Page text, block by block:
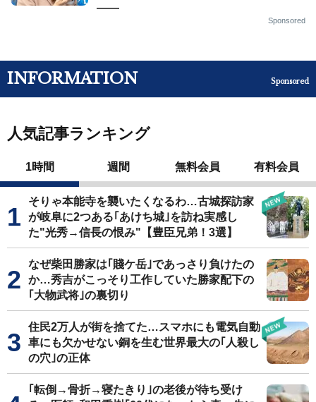
——
Sponsored
INFORMATION Sponsored
人気記事ランキング
1時間 週間 無料会員 有料会員
そりゃ本能寺を襲いたくなるわ…古城探訪家
が岐阜に2つある｢あけち城｣を訪ね実感し
た"光秀→信長の恨み"【豊臣兄弟！3選】
なぜ柴田勝家は｢賤ケ岳｣であっさり負けたの
か…秀吉がこっそり工作していた勝家配下の
｢大物武将｣の裏切り
住民2万人が街を捨てた…スマホにも電気自動
車にも欠かせない銅を生む世界最大の｢人殺し
の穴｣の正体
｢転倒→骨折→寝たきり｣の老後が待ち受け